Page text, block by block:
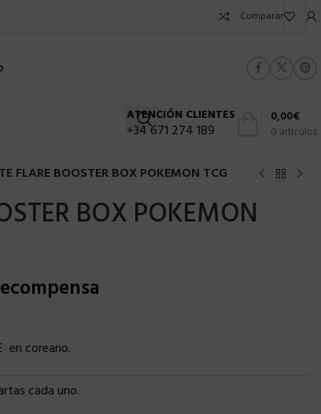
Comparar
ATENCIÓN CLIENTES
+34 671 274 189 0 artículos
0,00€
FLARE BOOSTER BOX POKEMON TCG
BOX POKEMON
en coreano.
cada uno.